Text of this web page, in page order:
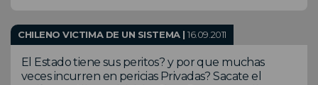
CHILENO VICTIMA DE UN SISTEMA |16.09.2011
El Estado tiene sus peritos? y por que muchas
veces incurren en pericias Privadas? Sacate el